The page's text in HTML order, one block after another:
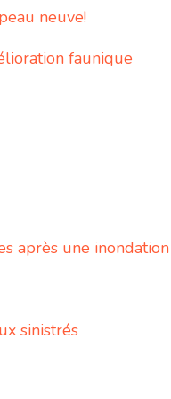
neuve!
faunique
après une inondation
sinistrés